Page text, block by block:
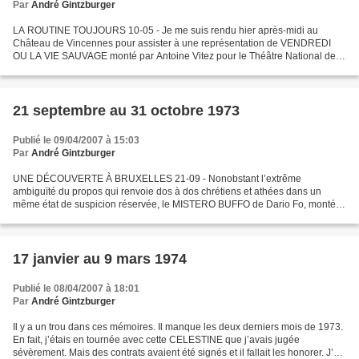
Par André Gintzburger
LA ROUTINE TOUJOURS 10-05 - Je me suis rendu hier après-midi au
Château de Vincennes pour assister à une représentation de VENDREDI
OU LA VIE SAUVAGE monté par Antoine Vitez pour le Théâtre National des
21 septembre au 31 octobre 1973
Publié le 09/04/2007 à 15:03
Par André Gintzburger
UNE DÉCOUVERTE À BRUXELLES 21-09 - Nonobstant l’extrême
ambiguïté du propos qui renvoie dos à dos chrétiens et athées dans un
même état de suspicion réservée, le MISTERO BUFFO de Dario Fo, monté
17 janvier au 9 mars 1974
Publié le 08/04/2007 à 18:01
Par André Gintzburger
Il y a un trou dans ces mémoires. Il manque les deux derniers mois de 1973.
En fait, j’étais en tournée avec cette CELESTINE que j’avais jugée
sévèrement. Mais des contrats avaient été signés et il fallait les honorer. J’ai